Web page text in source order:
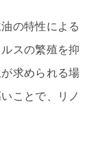
の特性による
スの繁殖を抑
求められる場
ことで、リノ